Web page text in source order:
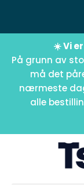
☀️ Vi
På grunn av
må det
nærmeste
alle